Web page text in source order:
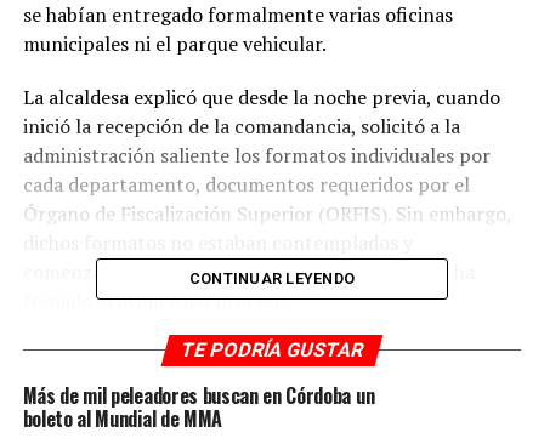
se habían entregado formalmente varias oficinas
municipales ni el parque vehicular.
La alcaldesa explicó que desde la noche previa, cuando
inició la recepción de la comandancia, solicitó a la
administración saliente los formatos individuales por
cada departamento, documentos requeridos por el
Órgano de Fiscalización Superior (ORFIS). Sin embargo,
comenzaron a elaborarse apenas este día, lo que ha
frenado el avance del proceso.
Detalló que, pese a existir un calendario y acuerdos
previos sobre horarios y mecánica de entrega, éstos no
se han respetado.
CONTINUAR LEYENDO
TE PODRÍA GUSTAR
Más de mil peleadores buscan en Córdoba un
boleto al Mundial de MMA